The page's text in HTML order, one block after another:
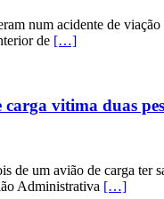
num acidente de
de […]
vitima duas
de um avião de carga
Administrativa […]